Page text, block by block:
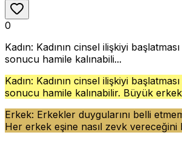
0
Kadın: Kadının cinsel ilişkiyi
sonucu hamile kalınabili...
Kadın: Kadının cinsel ilişkiyi
sonucu hamile kalınabilir. Büyük erkek
Erkek: Erkekler duygularını belli
Her erkek eşine nasıl zevk